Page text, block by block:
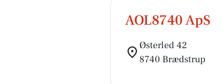
AOL8740 ApS
Østerled 42
8740 Brædstrup